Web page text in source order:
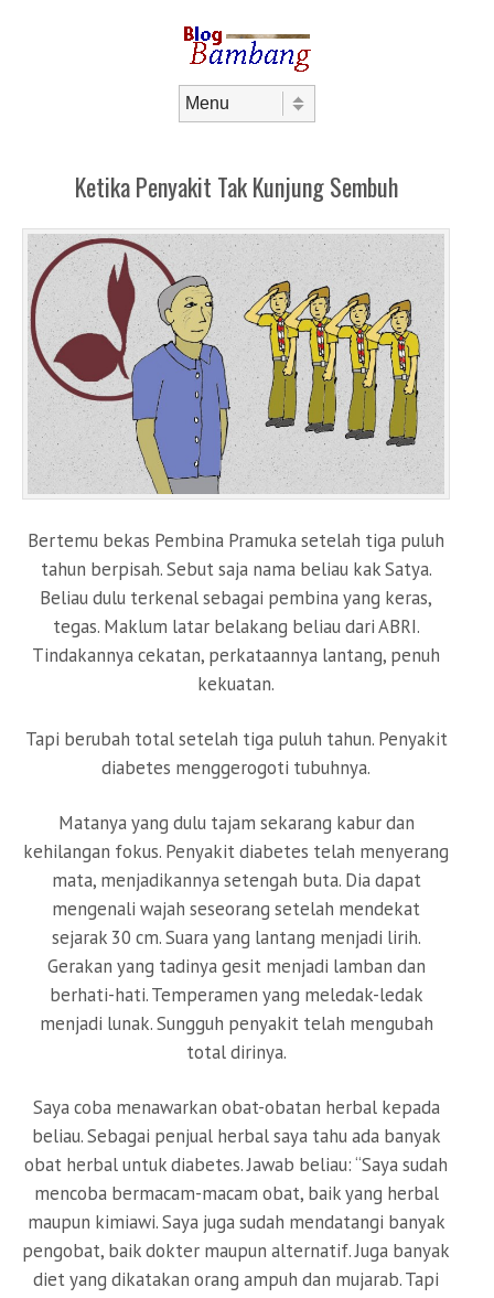
Ketika Penyakit Tak Kunjung Sembuh
Bertemu bekas Pembina Pramuka setelah tiga puluh
tahun berpisah. Sebut saja nama beliau kak Satya.
Beliau dulu terkenal sebagai pembina yang keras,
tegas. Maklum latar belakang beliau dari ABRI.
Tindakannya cekatan, perkataannya lantang, penuh
kekuatan.
Tapi berubah total setelah tiga puluh tahun. Penyakit
diabetes menggerogoti tubuhnya.
Matanya yang dulu tajam sekarang kabur dan
kehilangan fokus. Penyakit diabetes telah menyerang
mata, menjadikannya setengah buta. Dia dapat
mengenali wajah seseorang setelah mendekat
sejarak 30 cm. Suara yang lantang menjadi lirih.
Gerakan yang tadinya gesit menjadi lamban dan
berhati-hati. Temperamen yang meledak-ledak
menjadi lunak. Sungguh penyakit telah mengubah
total dirinya.
Saya coba menawarkan obat-obatan herbal kepada
beliau. Sebagai penjual herbal saya tahu ada banyak
obat herbal untuk diabetes. Jawab beliau: “Saya sudah
mencoba bermacam-macam obat, baik yang herbal
maupun kimiawi. Saya juga sudah mendatangi banyak
pengobat, baik dokter maupun alternatif. Juga banyak
diet yang dikatakan orang ampuh dan mujarab. Tapi